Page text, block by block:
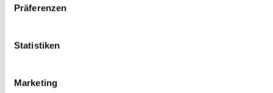
Präferenzen
Statistiken
Marketing